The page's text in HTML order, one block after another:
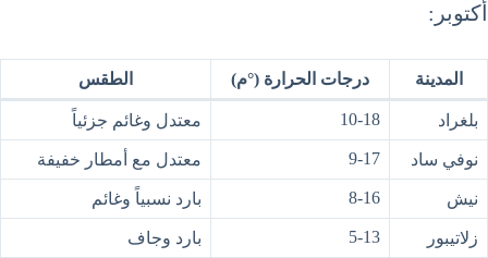
أكتوبر:
المدينة درجات الحرارة (°م) الطقس
بلغراد 10-18 معتدل وغائم جزئياً
نوفي ساد 9-17 معتدل مع أمطار خفيفة
نيش 8-16 بارد نسبياً وغائم
زلاتيبور 5-13
بارد وجاف